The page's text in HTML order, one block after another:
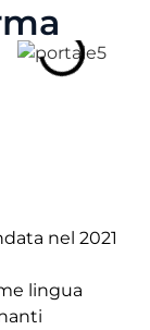
nel 2021
lingua